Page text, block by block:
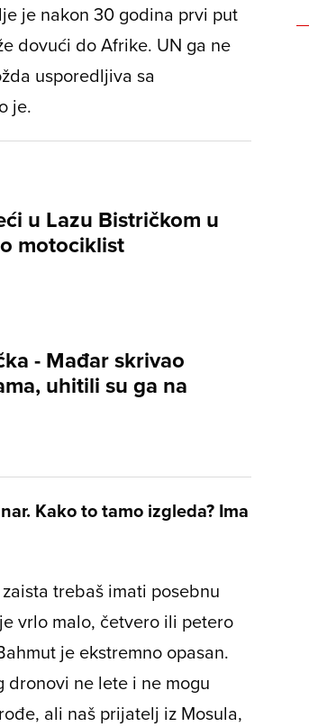
je nakon 30 godina prvi put
dovući do Afrike. UN ga ne
usporedljiva sa
je.
u Lazu Bistričkom u
motociklist
- Mađar skrivao
uhitili su ga na
Kako to tamo izgleda? Ima
trebaš imati posebnu
vrlo malo, četvero ili petero
je ekstremno opasan.
dronovi ne lete i ne mogu
ali naš prijatelj iz Mosula,